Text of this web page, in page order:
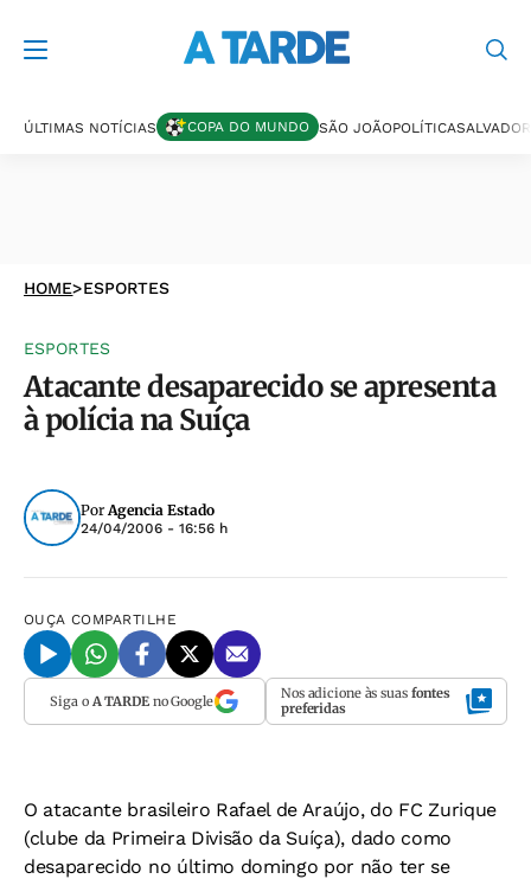
ÚLTIMAS NOTÍCIAS COPA DO MUNDO SÃO JOÃOPOLÍTICASALVADOR
HOME>ESPORTES
ESPORTES
Atacante desaparecido se apresenta
à polícia na Suíça
PorAgencia Estado
24/04/2006 - 16:56 h
OUÇA COMPARTILHE
Siga o A TARDEno Google Nos adicione às suas fontes
preferidas
O atacante brasileiro Rafael de Araújo, do FC Zurique
(clube da Primeira Divisão da Suíça), dado como
desaparecido no último domingo por não ter se